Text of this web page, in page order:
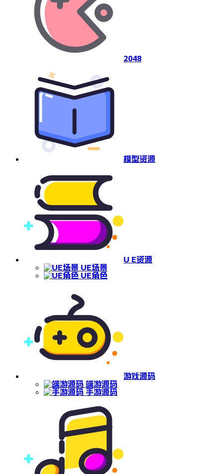
2048
模型资源
U E资源
UE场景
UE角色
游戏源码
端游源码
手游源码